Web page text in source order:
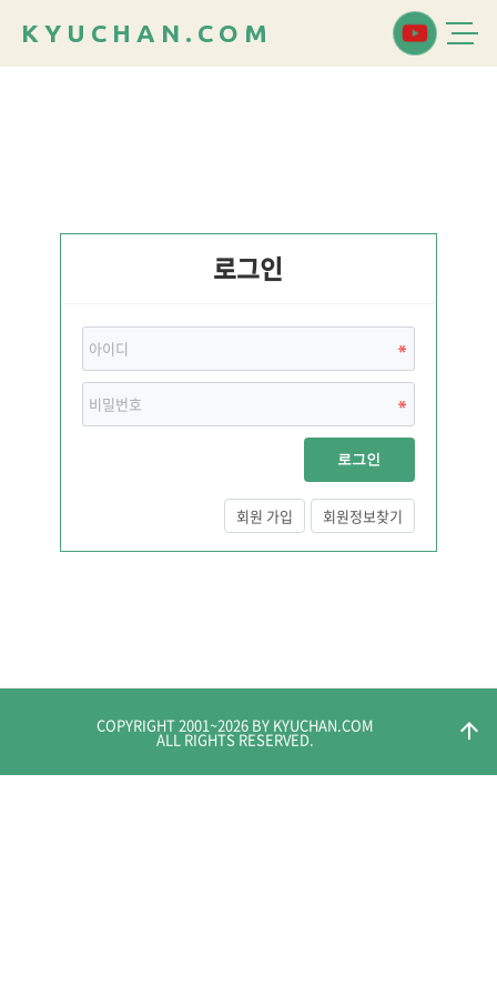
K Y U C H A N . C O M
로그인
로그인
회원 가입 회원정보찾기
arrow_upward
COPYRIGHT 2001~2026 BY KYUCHAN.COM
ALL RIGHTS RESERVED.